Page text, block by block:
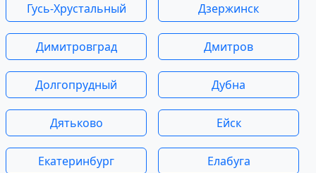
Гусь-Хрустальный Дзержинск
Димитровград Дмитров
Долгопрудный Дубна
Дятьково Ейск
Екатеринбург Елабуга